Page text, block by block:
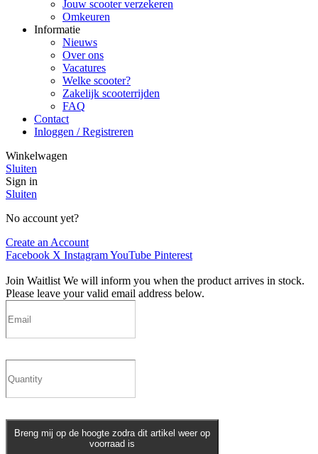
Jouw scooter verzekeren
Omkeuren
Informatie
Nieuws
Over ons
Vacatures
Welke scooter?
Zakelijk scooterrijden
FAQ
Contact
Inloggen / Registreren
Winkelwagen
Sluiten
Sign in
Sluiten
No account yet?
Create an Account
Facebook X InstagramYouTube Pinterest
Join Waitlist We will inform you when the product arrives in stock.
Please leave your valid email address below.
Breng mij op de hoogte zodra dit artikel weer op
voorraad is